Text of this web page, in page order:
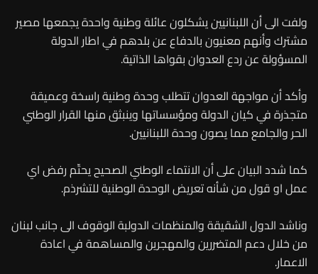
ولفت الى أن اللبنانيين يشكلون عائلة وطنية واحدة يجمعها مصير
مشترك وأنهم معنيون بالدفاع عن بلدهم في اطار الدولة
المسؤولة عن ردع العدوان بقواها الذاتية.
وأكد أن مواجهة العدوان تتطلب وحدة وطنية راسخة وعميقة
متجذرة في كيان الدولة ومؤسساتها وينبثق منها القرار الوطني
الحر والجامع مما يصون وحدة اللبنانيين.
كما شدد البيان على أن الانتماء الوطني الصحيح يحتّم رفض اي
عمل او قول من شأنه تعريض الوحدة الوطنية للتشرذم.
وناشد الدول الشقيقة والمنظمات الدولبة الوقوف الى جانب لبنان
من خلال دعم المتضررين والمهجرين والمساهمة في اعادة
الاعمار.